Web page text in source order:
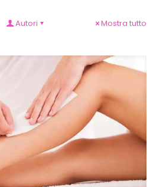
Autori Mostra tutto